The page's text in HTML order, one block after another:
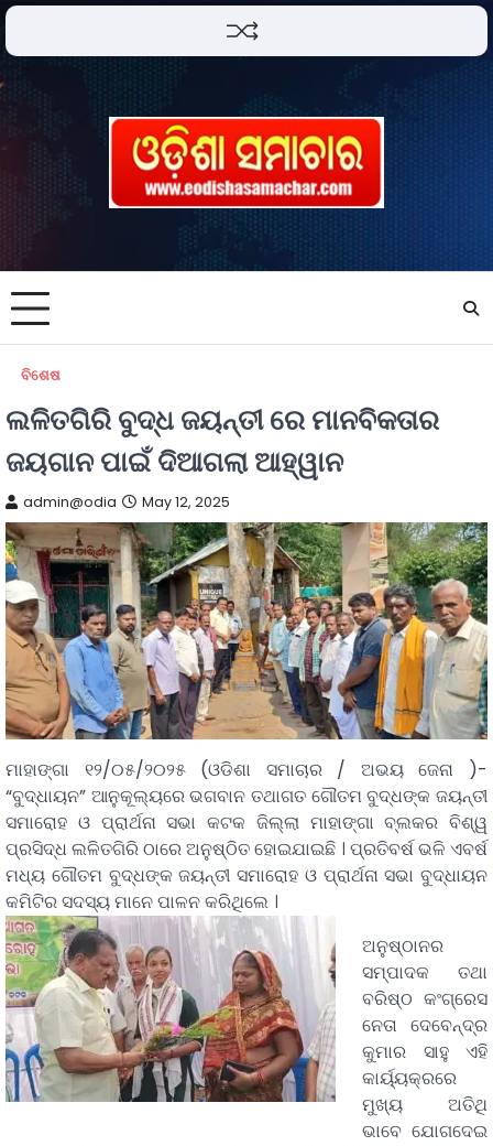
ବିଶେଷ
ଲଳିତଗିରି ବୁଦ୍ଧ ଜୟନ୍ତୀ ରେ ମାନବିକତାର
ଜୟଗାନ ପାଇଁ ଦିଆଗଲା ଆହ୍ୱାନ
admin@odia May 12, 2025
ମାହାଙ୍ଗା ୧୨/୦୫/୨୦୨୫ (ଓଡିଶା ସମାଚାର / ଅଭୟ ଜେନା )-
“ବୁଦ୍ଧାୟନ” ଆନୁକୂଲ୍ୟରେ ଭଗବାନ ତଥାଗତ ଗୌତମ ବୁଦ୍ଧଙ୍କ ଜୟନ୍ତୀ
ସମାରୋହ ଓ ପ୍ରାର୍ଥନା ସଭା କଟକ ଜିଲ୍ଲା ମାହାଙ୍ଗା ବ୍ଲକର ବିଶ୍ୱ
ପ୍ରସିଦ୍ଧ ଲଳିତଗିରି ଠାରେ ଅନୁଷ୍ଠିତ ହୋଇଯାଇଛି । ପ୍ରତିବର୍ଷ ଭଳି ଏବର୍ଷ
ମଧ୍ୟ ଗୌତମ ବୁଦ୍ଧଙ୍କ ଜୟନ୍ତୀ ସମାରୋହ ଓ ପ୍ରାର୍ଥନା ସଭା ବୁଦ୍ଧାୟନ
କମିଟିର ସଦସ୍ୟ ମାନେ ପାଳନ କରିଥିଲେ ।
ଅନୁଷ୍ଠାନର
ସମ୍ପାଦକ ତଥା
ବରିଷ୍ଠ କଂଗ୍ରେସ
ନେତା ଦେବେନ୍ଦ୍ର
କୁମାର ସାହୁ ଏହି
କାର୍ୟ୍ୟକ୍ରରେ
ମୁଖ୍ୟ ଅତିଥି
ଭାବେ ଯୋଗଦେଇ